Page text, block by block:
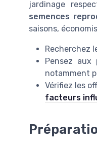
jardinage
semences
saisons,
Recherchez
Pensez aux
notamment
Vérifiez les
facteurs